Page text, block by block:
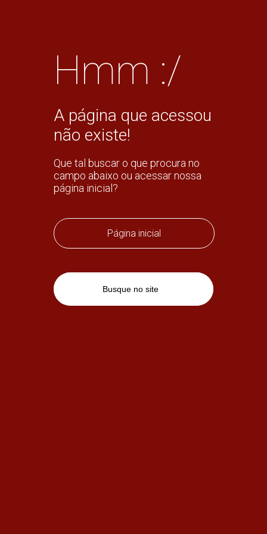
Hmm :/
A página que acessou
não existe!
Que tal buscar o que procura no
campo abaixo ou acessar nossa
página inicial?
Página inicial